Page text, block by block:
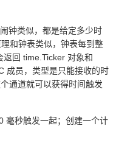
钟类似，都是给定多少时
和钟表类似，钟表每到整
返回 time.Ticker 对象和
成员，类型是只能接收的时
通道就可以获得时间触发
毫秒触发一起；创建一个计